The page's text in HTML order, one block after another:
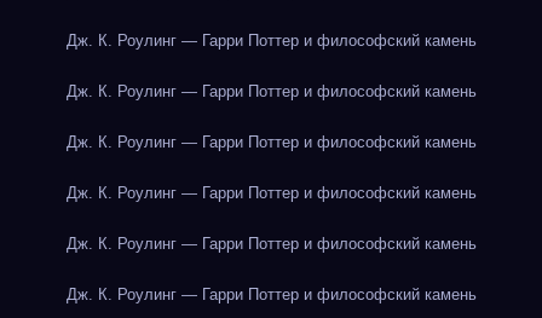
Дж. К. Роулинг — Гарри Поттер и философский камень
Дж. К. Роулинг — Гарри Поттер и философский камень
Дж. К. Роулинг — Гарри Поттер и философский камень
Дж. К. Роулинг — Гарри Поттер и философский камень
Дж. К. Роулинг — Гарри Поттер и философский камень
Дж. К. Роулинг — Гарри Поттер и философский камень